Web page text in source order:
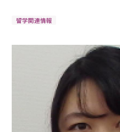
留学関連情報